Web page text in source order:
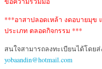
***อาสาปลอดเหล้า งดอบายมุข
ประเภท ตลอดกิจกรรม ***
สนใจสามารถลงทะเบียนได้โดย
yobaandin@hotmail.com